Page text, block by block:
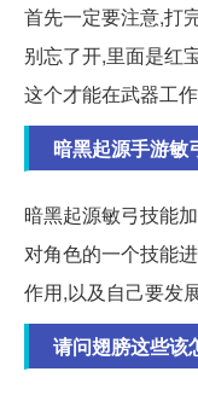
首先一定要注意,打
别忘了开,里面是红
这个才能在武器工
暗黑起源手游敏
暗黑起源敏弓技能
对角色的一个技能
作用,以及自己要发
请问翅膀这些该